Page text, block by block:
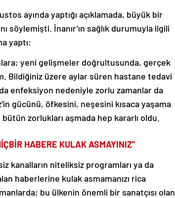
ayında yaptığı açıklamada, büyük bir
söylemişti. İnanır’ın sağlık durumuyla ilgili
yaptı:
yeni gelişmeler doğrultusunda, gerçek
Bildiğiniz üzere aylar süren hastane tedavi
enfeksiyon nedeniyle zorlu zamanlar da
gücünü, öfkesini, neşesini kısaca yaşama
zorlukları aşmada hep kararlı oldu.
HABERE KULAK ASMAYINIZ”
kanalların niteliksiz programları ya da
haberlerine kulak asmamanızı rica
bu ülkenin önemli bir sanatçısı olan